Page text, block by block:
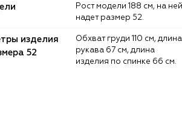
Рост модели 188 см, на ней
надет размер 52.
изделия
52
Обхват груди 110 см, длина
рукава 67 см, длина
изделия по спинке 66 см.